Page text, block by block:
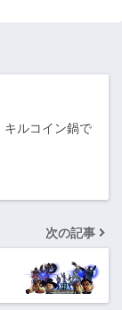
キルコイン鍋で
次の記事